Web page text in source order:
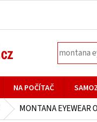
NA POČÍTAČ
MONTANA